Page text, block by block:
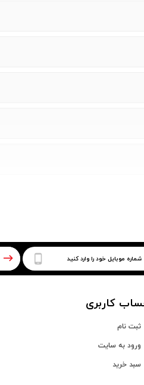
کاربری
ثبت نام
ورود به سایت
سبد خرید